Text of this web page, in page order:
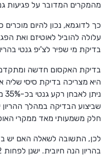
מהמקרים המדובר על פגיעות
עלולה להוביל לאוטיזם ואת
בדיקת מי שפיר לצ'יפ גנטי
בדיקת האקסום חדשה
היא מצריכה בדיקת סיסי שליה
שביצוע הבדיקה במהלך
חלק משמעותי מאד ממקרי
לכן, התשובה לשאלה האם יש